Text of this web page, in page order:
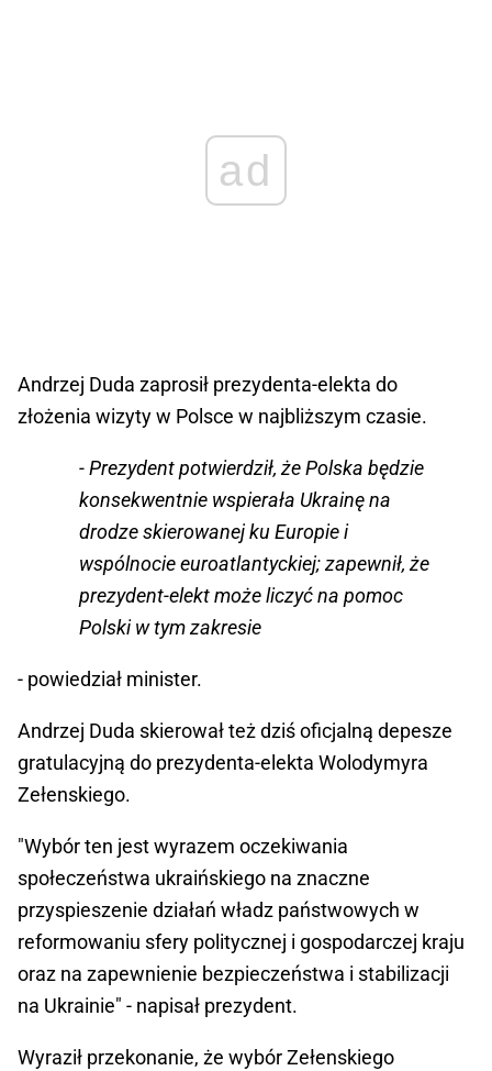
ad
Andrzej Duda zaprosił prezydenta-elekta do
złożenia wizyty w Polsce w najbliższym czasie.
- Prezydent potwierdził, że Polska będzie
konsekwentnie wspierała Ukrainę na
drodze skierowanej ku Europie i
wspólnocie euroatlantyckiej; zapewnił, że
prezydent-elekt może liczyć na pomoc
Polski w tym zakresie
- powiedział minister.
Andrzej Duda skierował też dziś oficjalną depesze
gratulacyjną do prezydenta-elekta Wolodymyra
Zełenskiego.
"Wybór ten jest wyrazem oczekiwania
społeczeństwa ukraińskiego na znaczne
przyspieszenie działań władz państwowych w
reformowaniu sfery politycznej i gospodarczej kraju
oraz na zapewnienie bezpieczeństwa i stabilizacji
na Ukrainie" - napisał prezydent.
Wyraził przekonanie, że wybór Zełenskiego